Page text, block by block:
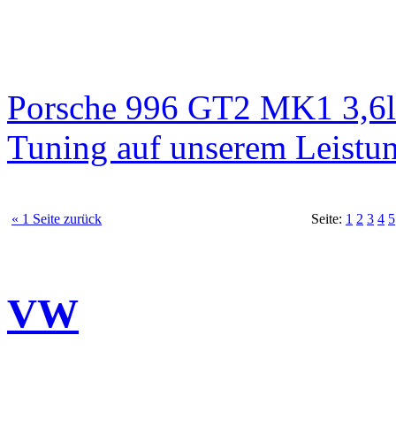
Porsche 996 GT2 MK1
Tuning auf unserem
« 1 Seite zurück Seite: 1 2 3 4 5
VW